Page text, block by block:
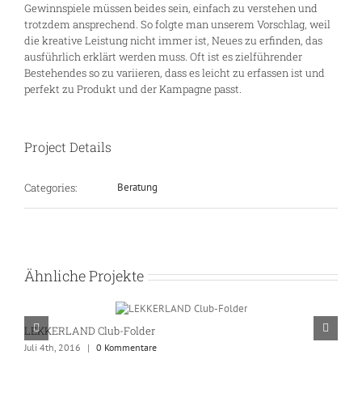
Gewinnspiele müssen beides sein, einfach zu verstehen und
trotzdem ansprechend. So folgte man unserem Vorschlag, weil
die kreative Leistung nicht immer ist, Neues zu erfinden, das
ausführlich erklärt werden muss. Oft ist es zielführender
Bestehendes so zu variieren, dass es leicht zu erfassen ist und
perfekt zu Produkt und der Kampagne passt.
Project Details
Categories: Beratung
Ähnliche Projekte
LEKKERLAND Club-Folder
Juli 4th, 2016 | 0 Kommentare